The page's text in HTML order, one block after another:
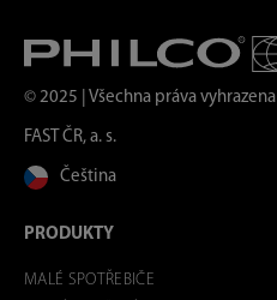
© 2025 | Všechna práva vyhrazena
FAST ČR, a. s.
Čeština
PRODUKTY
MALÉ SPOTŘEBIČE